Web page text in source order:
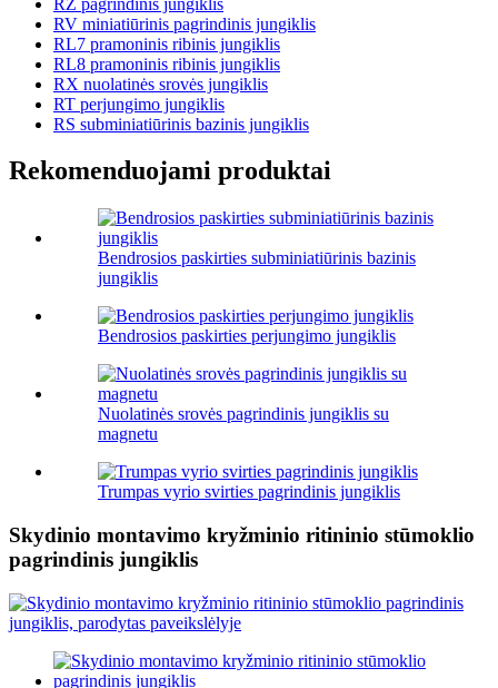
RV miniatiūrinis pagrindinis jungiklis
RL7 pramoninis ribinis jungiklis
RL8 pramoninis ribinis jungiklis
RX nuolatinės srovės jungiklis
RT perjungimo jungiklis
RS subminiatiūrinis bazinis jungiklis
Rekomenduojami produktai
Bendrosios paskirties subminiatiūrinis bazinis
jungiklis
Bendrosios paskirties perjungimo jungiklis
Nuolatinės srovės pagrindinis jungiklis su
magnetu
Trumpas vyrio svirties pagrindinis jungiklis
Skydinio montavimo kryžminio ritininio stūmoklio
pagrindinis jungiklis